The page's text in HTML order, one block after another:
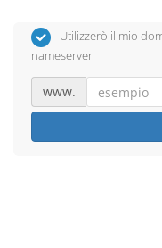
Utilizzerò il mio
nameserver
www.